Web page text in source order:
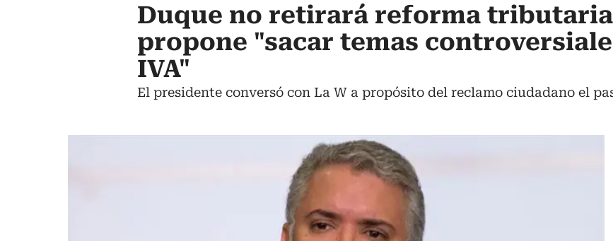
Duque no retirará reforma
propone "sacar temas
IVA"
El presidente conversó con La W a propósito del reclamo ciudadano el